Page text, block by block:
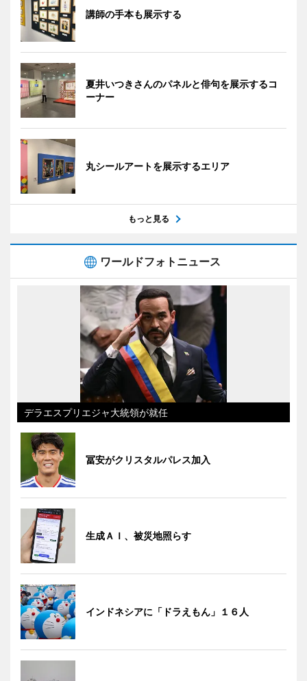
講師の手本も展示する
夏井いつきさんのパネルと俳句を展示するコ
ーナー
丸シールアートを展示するエリア
もっと見る
ワールドフォトニュース
デラエスプリエジャ大統領が就任
冨安がクリスタルパレス加入
生成ＡＩ、被災地照らす
インドネシアに「ドラえもん」１６人